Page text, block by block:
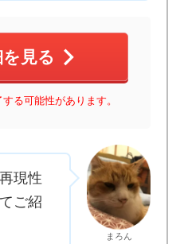
見る
る可能性があります。
現性
ご紹
まろん